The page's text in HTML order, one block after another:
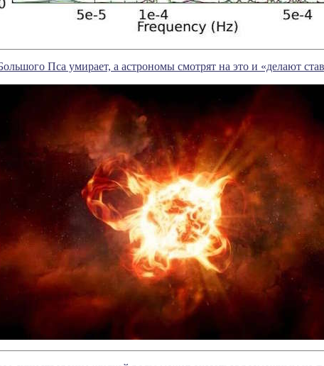
Пса умирает, а астрономы смотрят на это и «делают